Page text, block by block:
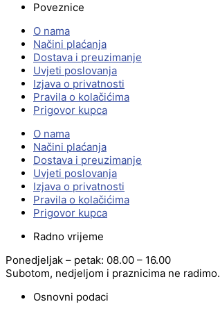
Poveznice
O nama
Načini plaćanja
Dostava i preuzimanje
Uvjeti poslovanja
Izjava o privatnosti
Pravila o kolačićima
Prigovor kupca
O nama
Načini plaćanja
Dostava i preuzimanje
Uvjeti poslovanja
Izjava o privatnosti
Pravila o kolačićima
Prigovor kupca
Radno vrijeme
Ponedjeljak – petak: 08.00 – 16.00
Subotom, nedjeljom i praznicima ne radimo.
Osnovni podaci